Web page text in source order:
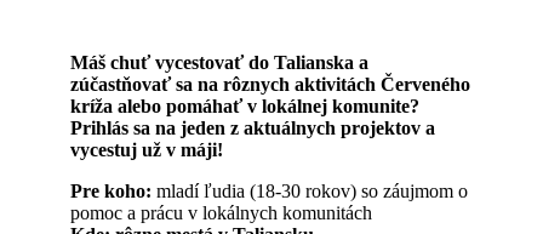
Máš chuť vycestovať do Talianska a
zúčastňovať sa na rôznych aktivitách Červeného
kríža alebo pomáhať v lokálnej komunite?
Prihlás sa na jeden z aktuálnych projektov a
vycestuj už v máji!
Pre koho: mladí ľudia (18-30 rokov) so záujmom o
pomoc a prácu v lokálnych komunitách